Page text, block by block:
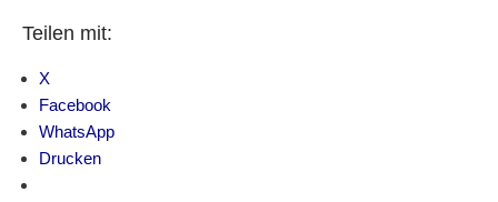
Teilen mit:
X
Facebook
WhatsApp
Drucken